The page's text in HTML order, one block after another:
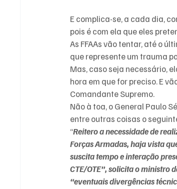
E complica-se, a cada dia,
pois é com ela que eles
As FFAAs vão tentar, até o
que represente um trauma
Mas, caso seja necessário,
hora em que for preciso. E
Comandante Supremo.
Não à toa, o General Paulo
entre outras coisas o
“Reitero a necessidade de
Forças Armadas, haja vista
suscita tempo e interação
CTE/OTE”, solicita o ministro
“eventuais divergências